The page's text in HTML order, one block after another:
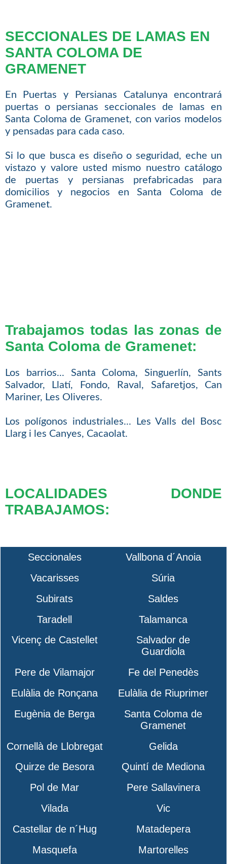
SECCIONALES DE LAMAS EN
SANTA COLOMA DE
GRAMENET
En Puertas y Persianas Catalunya encontrará
puertas o persianas seccionales de lamas en
Santa Coloma de Gramenet, con varios modelos
y pensadas para cada caso.
Si lo que busca es diseño o seguridad, eche un
vistazo y valore usted mismo nuestro catálogo
de puertas y persianas prefabricadas para
domicilios y negocios en Santa Coloma de
Gramenet.
Trabajamos todas las zonas de
Santa Coloma de Gramenet:
Los barrios... Santa Coloma, Singuerlín, Sants
Salvador, Llatí, Fondo, Raval, Safaretjos, Can
Mariner, Les Oliveres.
Los polígonos industriales... Les Valls del Bosc
Llarg i les Canyes, Cacaolat.
LOCALIDADES DONDE
TRABAJAMOS:
Seccionales
Vallbona d´Anoia
Vacarisses
Súria
Subirats
Saldes
Taradell
Talamanca
Vicenç de Castellet
Salvador de
Guardiola
Pere de Vilamajor
Fe del Penedès
Eulàlia de Ronçana
Eulàlia de Riuprimer
Eugènia de Berga
Santa Coloma de
Gramenet
Cornellà de Llobregat
Gelida
Quirze de Besora
Quintí de Mediona
Pol de Mar
Pere Sallavinera
Vilada
Vic
Castellar de n´Hug
Matadepera
Masquefa
Martorelles